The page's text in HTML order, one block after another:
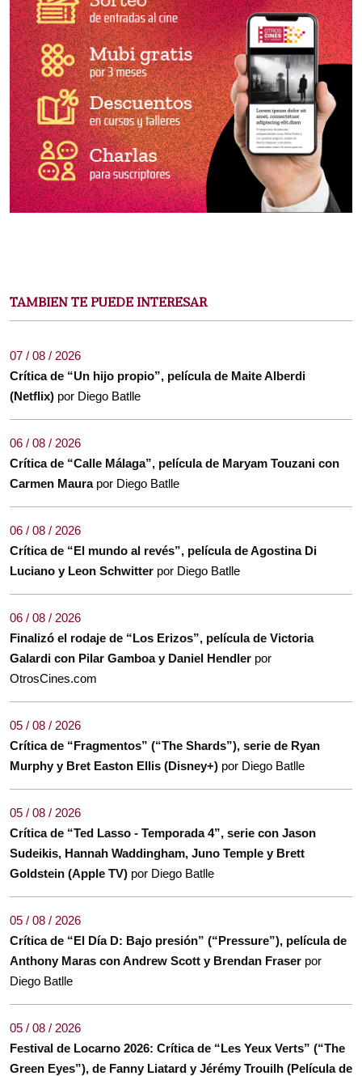
TAMBIEN TE PUEDE INTERESAR
07 / 08 / 2026
Crítica de “Un hijo propio”, película de Maite Alberdi
(Netflix) por Diego Batlle
06 / 08 / 2026
Crítica de “Calle Málaga”, película de Maryam Touzani con
Carmen Maura por Diego Batlle
06 / 08 / 2026
Crítica de “El mundo al revés”, película de Agostina Di
Luciano y Leon Schwitter por Diego Batlle
06 / 08 / 2026
Finalizó el rodaje de “Los Erizos”, película de Victoria
Galardi con Pilar Gamboa y Daniel Hendler por
OtrosCines.com
05 / 08 / 2026
Crítica de “Fragmentos” (“The Shards”), serie de Ryan
Murphy y Bret Easton Ellis (Disney+) por Diego Batlle
05 / 08 / 2026
Crítica de “Ted Lasso - Temporada 4”, serie con Jason
Sudeikis, Hannah Waddingham, Juno Temple y Brett
Goldstein (Apple TV) por Diego Batlle
05 / 08 / 2026
Crítica de “El Día D: Bajo presión” (“Pressure”), película de
Anthony Maras con Andrew Scott y Brendan Fraser por
Diego Batlle
05 / 08 / 2026
Festival de Locarno 2026: Crítica de “Les Yeux Verts” (“The
Green Eyes”), de Fanny Liatard y Jérémy Trouilh (Película de